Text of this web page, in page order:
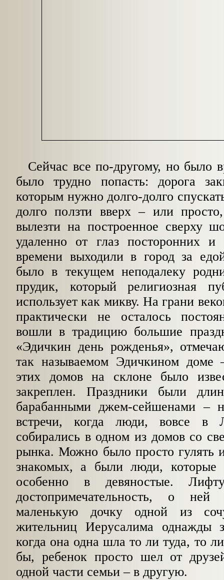
Сейчас все по-другому, но было
было трудно попасть: дорога
которым нужно долго-долго
долго ползти вверх–или просто,
вылезти на построенное сверху
удаленно от глаз посторонних
времени выходили в город за
было в текущем неподалеку
прудик, который религиозная
использует как микву. На грани
практически не осталось
вошли в традицию большие
«Эдичкин день рожденья»,
так называемом Эдичкином доме
этих домов на склоне было
закреплен. Праздники были
барабанными джем-сейшенами –
встречи, когда люди, вовсе в
собирались в одном из домов со
рынка. Можно было просто гулять и
знакомых, а были люди, которые
особенно в девяностые.
достопримечательность, о
маленькую дочку одной из
жительниц Иерусалима однажды
когда она одна шла то ли туда, то
бы, ребенок просто шел от
одной части семьи – в другую.